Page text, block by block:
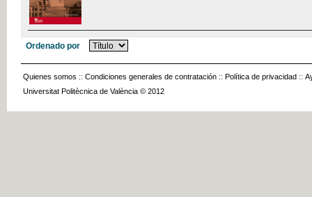
Ordenado por
Quienes somos :: Condiciones generales de contratación :: Política de privacidad ::
Universitat Politècnica de València © 2012